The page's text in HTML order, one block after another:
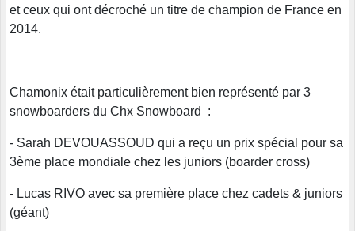
et ceux qui ont décroché un titre de champion de France en
2014.
Chamonix était particulièrement bien représenté par 3
snowboarders du Chx Snowboard :
- Sarah DEVOUASSOUD qui a reçu un prix spécial pour sa
3ème place mondiale chez les juniors (boarder cross)
- Lucas RIVO avec sa première place chez cadets & juniors
(géant)